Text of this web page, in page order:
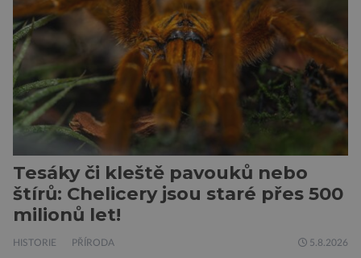
vyskytuje se rovněž v oblastech […]
Tesáky či kleště pavouků nebo
štírů: Chelicery jsou staré přes 500
milionů let!
HISTORIE PŘÍRODA 5.8.2026